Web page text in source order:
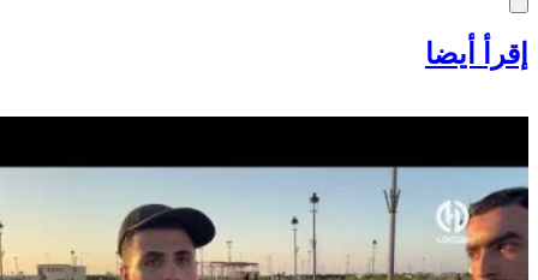
إقرأ أيضا